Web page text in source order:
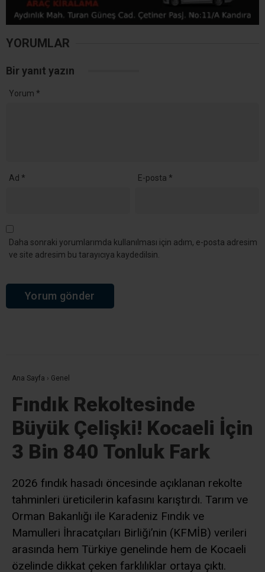
YORUMLAR
Bir yanıt yazın
Yorum *
Ad * E-posta *
Daha sonraki yorumlarımda kullanılması için adım, e-posta adresim
ve site adresim bu tarayıcıya kaydedilsin.
Ana Sayfa › Genel
Fındık Rekoltesinde
Büyük Çelişki! Kocaeli İçin
3 Bin 840 Tonluk Fark
2026 fındık hasadı öncesinde açıklanan rekolte
tahminleri üreticilerin kafasını karıştırdı. Tarım ve
Orman Bakanlığı ile Karadeniz Fındık ve
Mamulleri İhracatçıları Birliği’nin (KFMİB) verileri
arasında hem Türkiye genelinde hem de Kocaeli
özelinde dikkat çeken farklılıklar ortaya çıktı.